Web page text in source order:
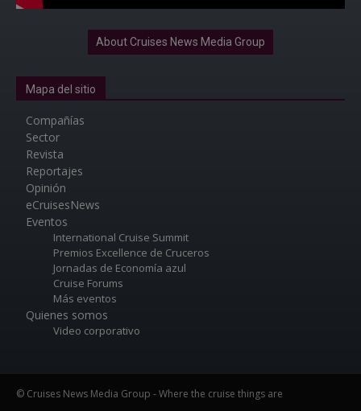
About Cruises News Media Group
Mapa del sitio
Compañías
Sector
Revista
Reportajes
Opinión
eCruisesNews
Eventos
International Cruise Summit
Premios Excellence de Cruceros
Jornadas de Economía azul
Cruise Forums
Más eventos
Quienes somos
Video corporativo
© Cruises News Media Group - Where the cruise things are